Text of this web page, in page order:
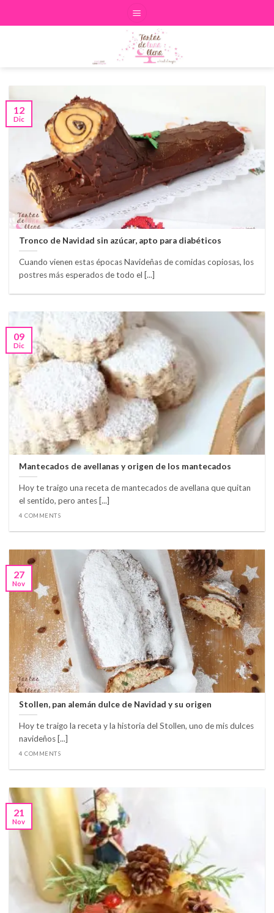
Tronco de Navidad sin azúcar, apto para diabéticos
Cuando vienen estas épocas Navideñas de comidas copiosas, los
postres más esperados de todo el [...]
12
Dic
Mantecados de avellanas y origen de los mantecados
Hoy te traigo una receta de mantecados de avellana que quitan
el sentido, pero antes [...]
4 COMMENTS
09
Dic
Stollen, pan alemán dulce de Navidad y su origen
Hoy te traigo la receta y la historia del Stollen, uno de mis dulces
navideños [...]
4 COMMENTS
27
Nov
21
Nov